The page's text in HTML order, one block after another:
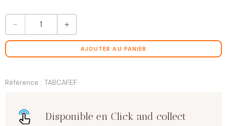
quantité
de
Tablette
chocolat
noir
grains
－ ＋
AJOUTER AU PANIER
Référence : TABCAFEF
Disponible en Click and collect